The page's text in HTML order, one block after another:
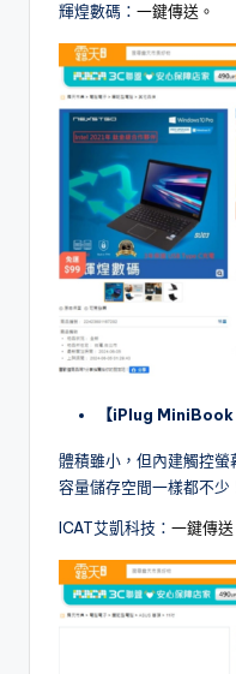
輝煌數碼： 一鍵傳送。
【iPlug MiniBook
體積雖小，但內建觸控螢
容量儲存空間一樣都不少
ICAT艾凱科技： 一鍵傳送